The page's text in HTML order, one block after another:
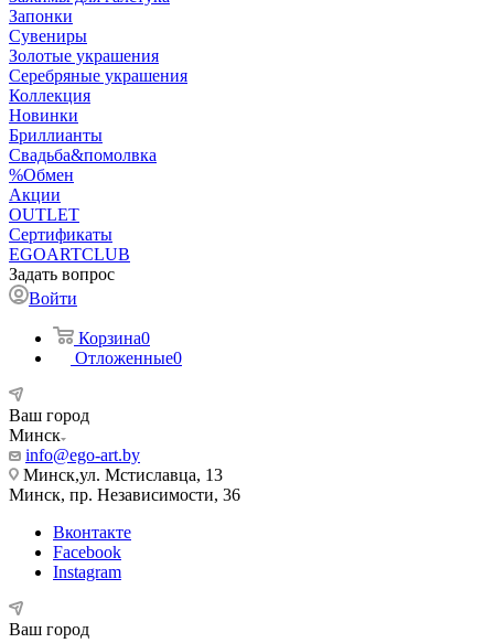
Запонки
Сувениры
Золотые украшения
Серебряные украшения
Коллекция
Новинки
Бриллианты
Свадьба&помолвка
%Обмен
Акции
OUTLET
Сертификаты
EGOARTCLUB
Задать вопрос
Войти
Корзина0
Отложенные0
Ваш город
Минск
info@ego-art.by
Минск,ул. Мстиславца, 13
Минск, пр. Независимости, 36
Вконтакте
Facebook
Instagram
Ваш город